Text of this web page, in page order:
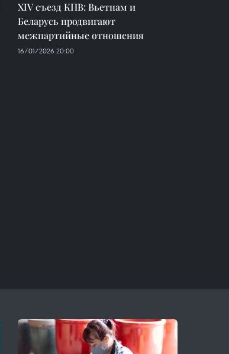
XIV съезд КПВ: Вьетнам и
Беларусь продвигают
межпартийные отношения
16/01/2026 20:00